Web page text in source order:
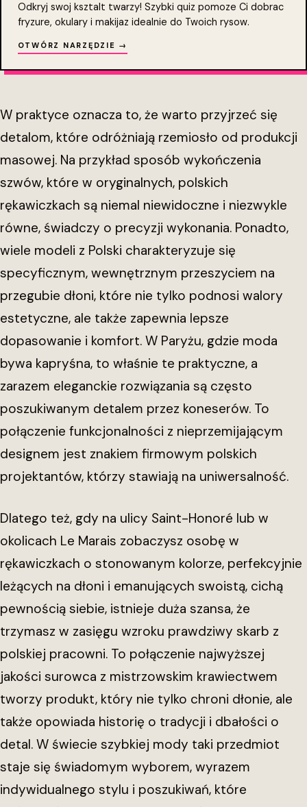
Odkryj swoj ksztalt twarzy! Szybki quiz pomoze Ci dobrac
fryzure, okulary i makijaz idealnie do Twoich rysow.
OTWÓRZ NARZĘDZIE →
W praktyce oznacza to, że warto przyjrzeć się
detalom, które odróżniają rzemiosło od produkcji
masowej. Na przykład sposób wykończenia
szwów, które w oryginalnych, polskich
rękawiczkach są niemal niewidoczne i niezwykle
równe, świadczy o precyzji wykonania. Ponadto,
wiele modeli z Polski charakteryzuje się
specyficznym, wewnętrznym przeszyciem na
przegubie dłoni, które nie tylko podnosi walory
estetyczne, ale także zapewnia lepsze
dopasowanie i komfort. W Paryżu, gdzie moda
bywa kapryśna, to właśnie te praktyczne, a
zarazem eleganckie rozwiązania są często
poszukiwanym detalem przez koneserów. To
połączenie funkcjonalności z nieprzemijającym
designem jest znakiem firmowym polskich
projektantów, którzy stawiają na uniwersalność.
Dlatego też, gdy na ulicy Saint-Honoré lub w
okolicach Le Marais zobaczysz osobę w
rękawiczkach o stonowanym kolorze, perfekcyjnie
leżących na dłoni i emanujących swoistą, cichą
pewnością siebie, istnieje duża szansa, że
trzymasz w zasięgu wzroku prawdziwy skarb z
polskiej pracowni. To połączenie najwyższej
jakości surowca z mistrzowskim krawiectwem
tworzy produkt, który nie tylko chroni dłonie, ale
także opowiada historię o tradycji i dbałości o
detal. W świecie szybkiej mody taki przedmiot
staje się świadomym wyborem, wyrazem
indywidualnego stylu i poszukiwań, które